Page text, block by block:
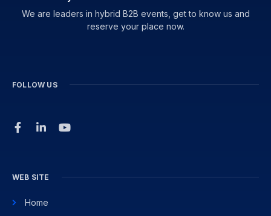
We are leaders in hybrid B2B events, get to know us and
reserve your place now.
FOLLOW US
WEB SITE
Home